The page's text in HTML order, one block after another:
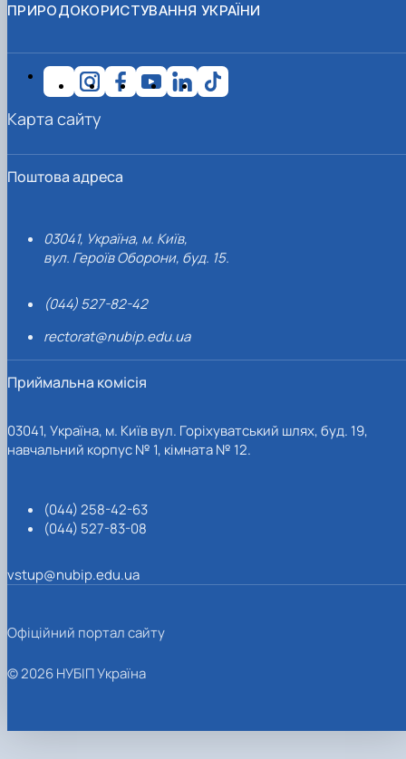
ПРИРОДОКОРИСТУВАННЯ УКРАЇНИ
Поштова адреса
03041, Україна, м. Київ,
вул. Героїв Оборони, буд. 15.
(044) 527-82-42
rectorat@nubip.edu.ua
Приймальна комісія
03041, Україна, м. Київ вул. Горіхуватський шлях, буд. 19,
навчальний корпус № 1, кімната № 12.
(044) 258-42-63
(044) 527-83-08
vstup@nubip.edu.ua
Карта сайту
Офіційний портал сайту
© 2026 НУБІП Україна